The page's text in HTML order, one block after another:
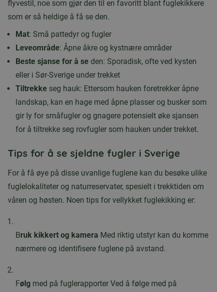
flyvestil, noe som gjør den til en favoritt blant fuglekikkere
som er så heldige å få se den.
Mat: Små pattedyr og fugler
Leveområde: Åpne åkre og kystnære områder
Beste sjanse for å se den: Sporadisk, ofte ved kysten
eller i Sør-Sverige under trekket
Tiltrekke seg hauk: Ettersom hauken foretrekker åpne
landskap, kan en hage med åpne plasser og busker som
gir ly for småfugler og gnagere potensielt øke sjansen
for å tiltrekke seg rovfugler som hauken under trekket.
Tips for å se sjeldne fugler i Sverige
For å få øye på disse uvanlige fuglene kan du besøke ulike
fuglelokaliteter og naturreservater, spesielt i trekktiden om
våren og høsten. Noen tips for vellykket fuglekikking er:
Bruk kikkert og kamera Med riktig utstyr kan du komme
nærmere og identifisere fuglene på avstand.
Følg med på fuglerapporter Ved å følge med på